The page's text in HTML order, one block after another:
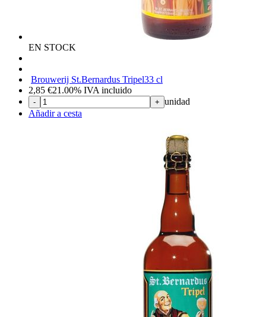
EN STOCK
Brouwerij St.Bernardus Tripel33 cl
2,85 €21.00% IVA incluido
- + unidad
Añadir a cesta